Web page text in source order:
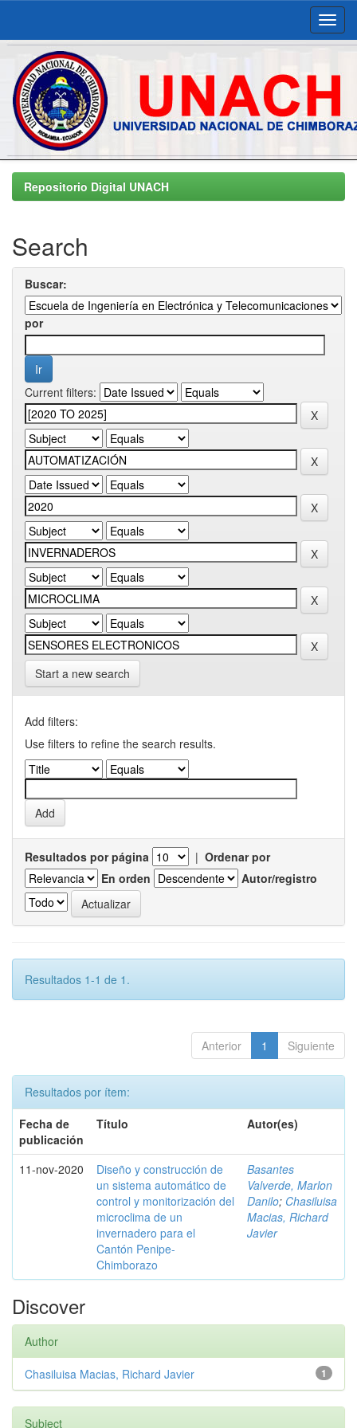
Skip
navigationRepositorio Digital UNACH
Search
Buscar:
por
Current filters:
Start a new search
Add filters:
Use filters to refine the search results.
Resultados por página | Ordenar por
En orden
Autor/registro
Resultados 1-1 de 1.
Anterior 1 Siguiente
Resultados por ítem:
Fecha de
publicación
Título Autor(es)
11-nov-2020
Diseño y construcción de
un sistema automático de
control y monitorización del
microclima de un
invernadero para el
Cantón Penipe-
Chimborazo
Basantes
Valverde, Marlon
Danilo; Chasiluisa
Macias, Richard
Javier
Discover
Author
1
Chasiluisa Macias, Richard Javier
Subject